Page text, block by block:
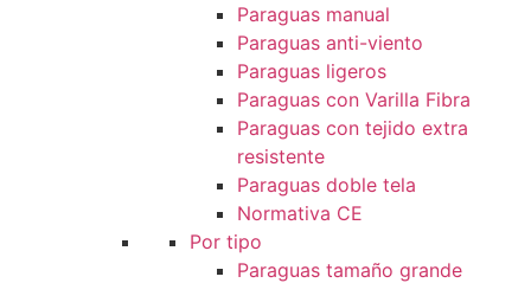
Paraguas manual
Paraguas anti-viento
Paraguas ligeros
Paraguas con Varilla Fibra
Paraguas con tejido extra
resistente
Paraguas doble tela
Normativa CE
Por tipo
Paraguas tamaño grande